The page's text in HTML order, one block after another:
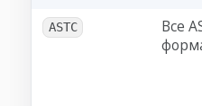
ASTC
Все